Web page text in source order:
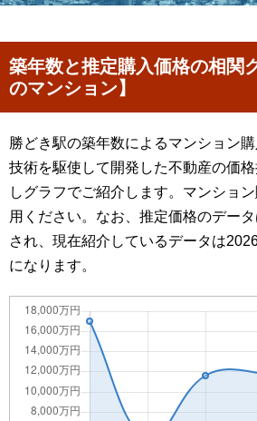
築年数と推定購入価格の相関
のマンション】
勝どき駅の築年数によるマンション
技術を駆使して開発した不動産の価
しグラフでご紹介します。マンショ
用ください。なお、推定価格のデー
され、現在紹介しているデータは
になります。